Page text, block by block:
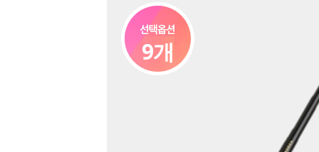
9개